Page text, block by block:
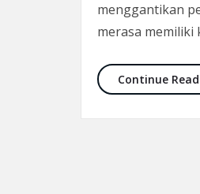
menggantikan
merasa
Continue